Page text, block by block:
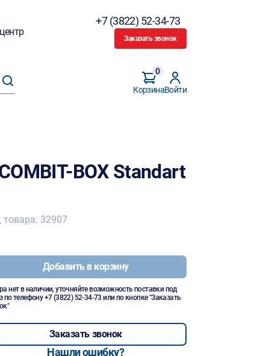
+7 (3822) 52-34-73
Заказать звонок
Корзина
0
Войти
BOX Standart
товара: 32907
Добавить в корзину
нет в наличии, уточняйте возможность поставки под
по телефону+7 (3822) 52-34-73 или по кнопке "Заказать
Заказать звонок
Нашли ошибку?